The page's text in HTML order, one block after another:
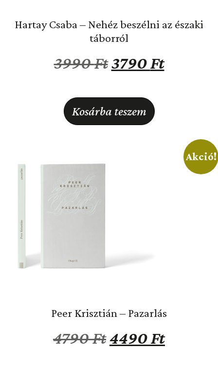
Hartay Csaba – Nehéz beszélni az északi
táborról
3990Ft3790Ft
Kosárba teszem
Akció!
Peer Krisztián – Pazarlás
4790Ft4490Ft